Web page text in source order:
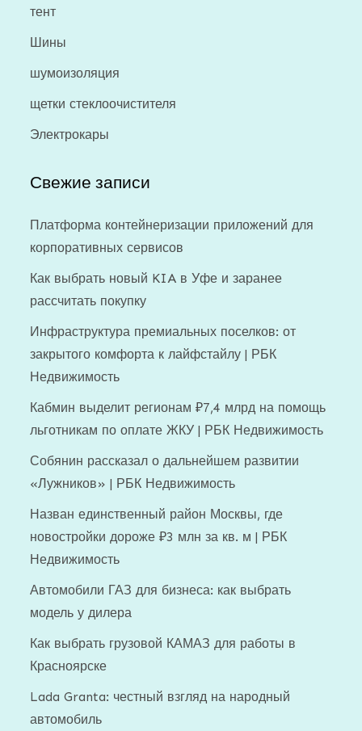
тент
Шины
шумоизоляция
щетки стеклоочистителя
Электрокары
Свежие записи
Платформа контейнеризации приложений для
корпоративных сервисов
Как выбрать новый KIA в Уфе и заранее
рассчитать покупку
Инфраструктура премиальных поселков: от
закрытого комфорта к лайфстайлу | РБК
Недвижимость
Кабмин выделит регионам ₽7,4 млрд на помощь
льготникам по оплате ЖКУ | РБК Недвижимость
Собянин рассказал о дальнейшем развитии
«Лужников» | РБК Недвижимость
Назван единственный район Москвы, где
новостройки дороже ₽3 млн за кв. м | РБК
Недвижимость
Автомобили ГАЗ для бизнеса: как выбрать
модель у дилера
Как выбрать грузовой КАМАЗ для работы в
Красноярске
Lada Granta: честный взгляд на народный
автомобиль